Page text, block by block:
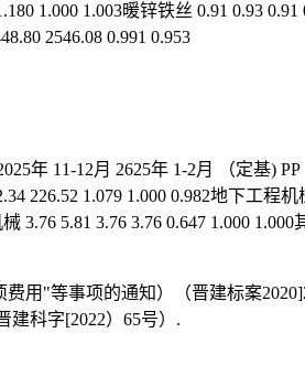
1.000 1.003暖锌铁丝 0.91 0.93
2546.08 0.991 0.953
年 11-12月 2625年 1-2月 （定基)
226.52 1.079 1.000 0.982地下工程
5.81 3.76 3.76 0.647 1.000
用"等事项的通知）（晋建标案
建科字[2022）65号）.